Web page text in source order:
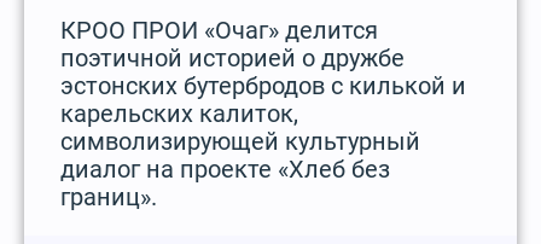
КРОО ПРОИ «Очаг» делится
поэтичной историей о дружбе
эстонских бутербродов с килькой и
карельских калиток,
символизирующей культурный
диалог на проекте «Хлеб без
границ».